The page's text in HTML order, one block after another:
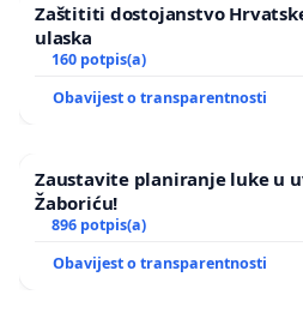
Zaštititi dostojanstvo
ulaska
160 potpis(a)
Obavijest o transparentnosti
Zaustavite planiranje luke u
Žaboriću!
896 potpis(a)
Obavijest o transparentnosti